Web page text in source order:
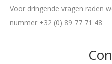
Voor dringende vragen raden
nummer +32 (0) 89 77 71 48